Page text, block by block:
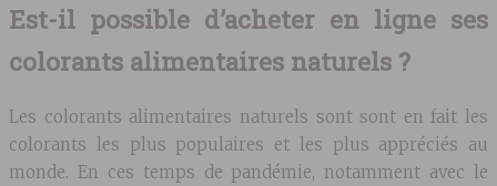
Est-il possible d’acheter en ligne ses
colorants alimentaires naturels ?
Les colorants alimentaires naturels sont sont en fait les
colorants les plus populaires et les plus appréciés au
monde. En ces temps de pandémie, notamment avec le